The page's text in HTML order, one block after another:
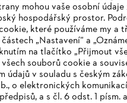
na zeleninový záhon
také na zeleninových
příliš silná. Nejlepší je půdu na
aby se listí lehce zapravilo
zeminy, urychlí se proces
důležité živiny.
mohou vaše osobní
hospodářský prostor.
které používáme my a
„Nastavení“ a
na tlačítko „Přijmout
souborů cookie a
údajů v souladu s českým
o elektronických
a s čl. 6 odst. 1 písm.